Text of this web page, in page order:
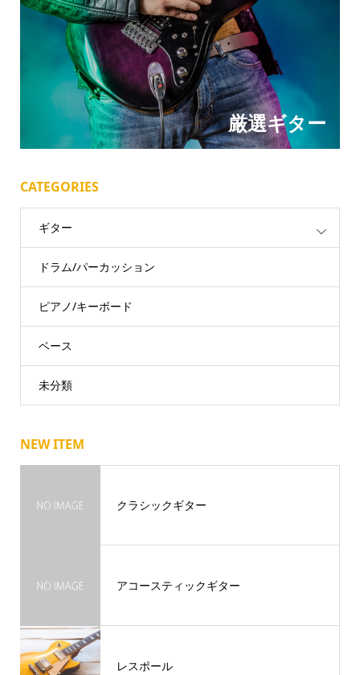
厳選ギター
CATEGORIES
ギター
ドラム/パーカッション
ピアノ/キーボード
ベース
未分類
NEW ITEM
クラシックギター
アコースティックギター
レスポール